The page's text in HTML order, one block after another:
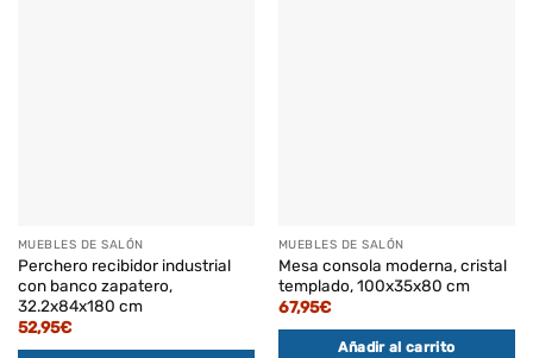
MUEBLES DE SALÓN
Perchero recibidor industrial
con banco zapatero,
32.2x84x180 cm
52,95€
MUEBLES DE SALÓN
Mesa consola moderna, cristal
templado, 100x35x80 cm
67,95€
Añadir al carrito